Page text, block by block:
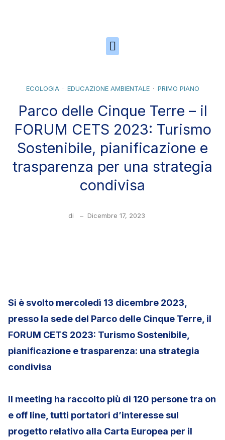
ECOLOGIA EDUCAZIONE AMBIENTALE PRIMO PIANO
Parco delle Cinque Terre – il
FORUM CETS 2023: Turismo
Sostenibile, pianificazione e
trasparenza per una strategia
condivisa
di – Dicembre 17, 2023
Si è svolto mercoledì 13 dicembre 2023,
presso la sede del Parco delle Cinque Terre, il
FORUM CETS 2023: Turismo Sostenibile,
pianificazione e trasparenza: una strategia
condivisa
Il meeting ha raccolto più di 120 persone tra on
e off line, tutti portatori d’interesse sul
progetto relativo alla Carta Europea per il